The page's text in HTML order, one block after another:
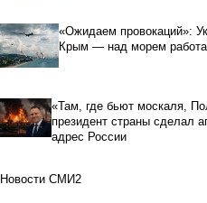
«Ожидаем провокаций»:
Крым — над морем
«Там, где бьют москаля,
президент страны сделал
адрес России
Новости СМИ2